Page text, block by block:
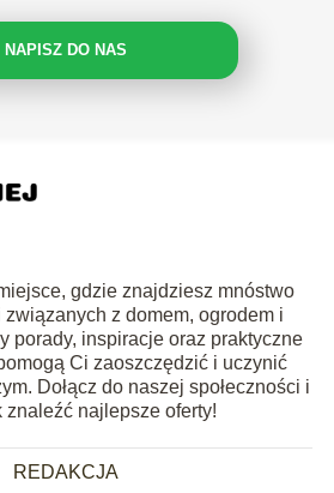
NAPISZ DO NAS
gdzie znajdziesz mnóstwo
związanych z domem, ogrodem i
porady, inspiracje oraz praktyczne
Ci zaoszczędzić i uczynić
Dołącz do naszej społeczności i
znaleźć najlepsze oferty!
REDAKCJA